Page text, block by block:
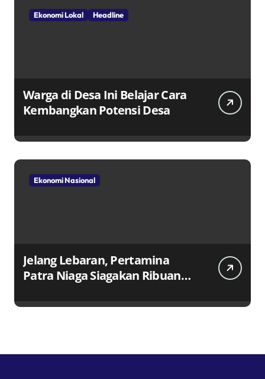
Ekonomi Lokal Headline
Warga di Desa Ini Belajar Cara
Kembangkan Potensi Desa
Ekonomi Nasional
Jelang Lebaran, Pertamina
Patra Niaga Siagakan Ribuan